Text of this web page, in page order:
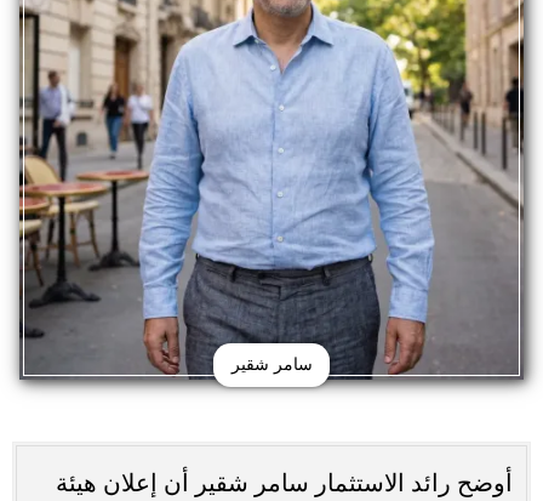
سامر شقير
أوضح رائد الاستثمار سامر شقير أن إعلان هيئة